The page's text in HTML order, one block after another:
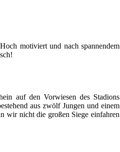
motiviert und nach spannendem
auf den Vorwiesen des Stadions
aus zwölf Jungen und einem
wir nicht die großen Siege einfahren